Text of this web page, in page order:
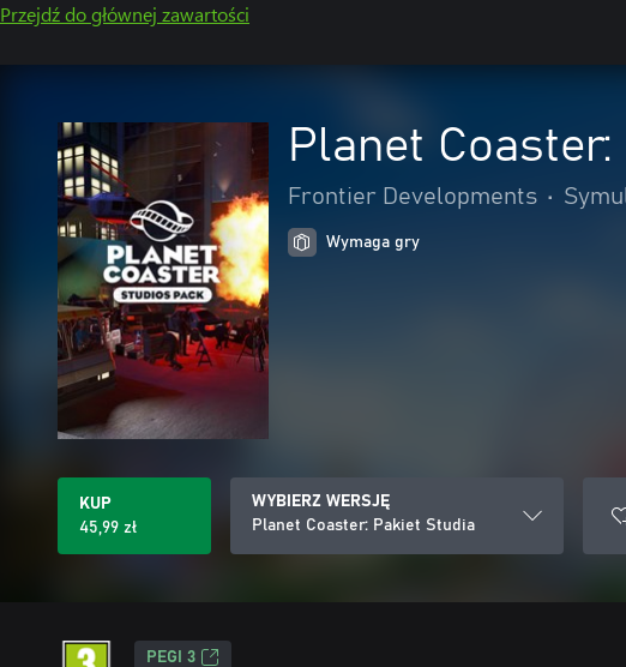
Przejdź do głównej zawartości
Planet
Frontier Developments •
Wymaga gry
KUP
45,99 zł
WYBIERZ WERSJĘ
Planet Coaster: Pakiet Studia
PEGI 3